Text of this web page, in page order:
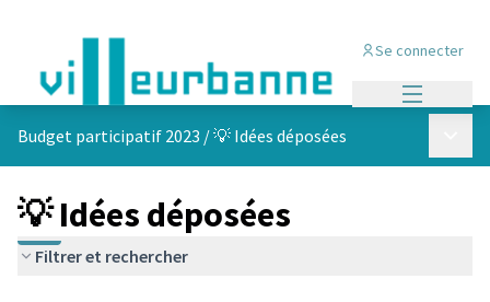
Se connecter
Budget participatif 2023 /💡 Idées déposées
💡 Idées déposées
Filtrer et rechercher